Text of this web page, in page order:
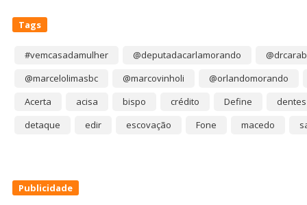
Tags
#vemcasadamulher @deputadacarlamorando
@marcelolimasbc
@marcovinholi
@orlandomorando
Acerta
acisa bispo crédito Define
dentes
detaque
edir escovação Fone macedo
Publicidade